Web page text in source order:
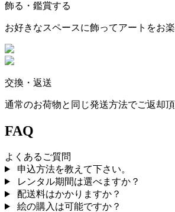
飾る・鑑賞する
お好きなスペースに飾ってアートをお楽
交換・返送
通常のお荷物と同じ発送方法でご返却頂
FAQ
よくあるご質問
申込方法を教えて下さい。
レンタル期間は選べますか？
配送料はかかりますか？
絵の購入は可能ですか？